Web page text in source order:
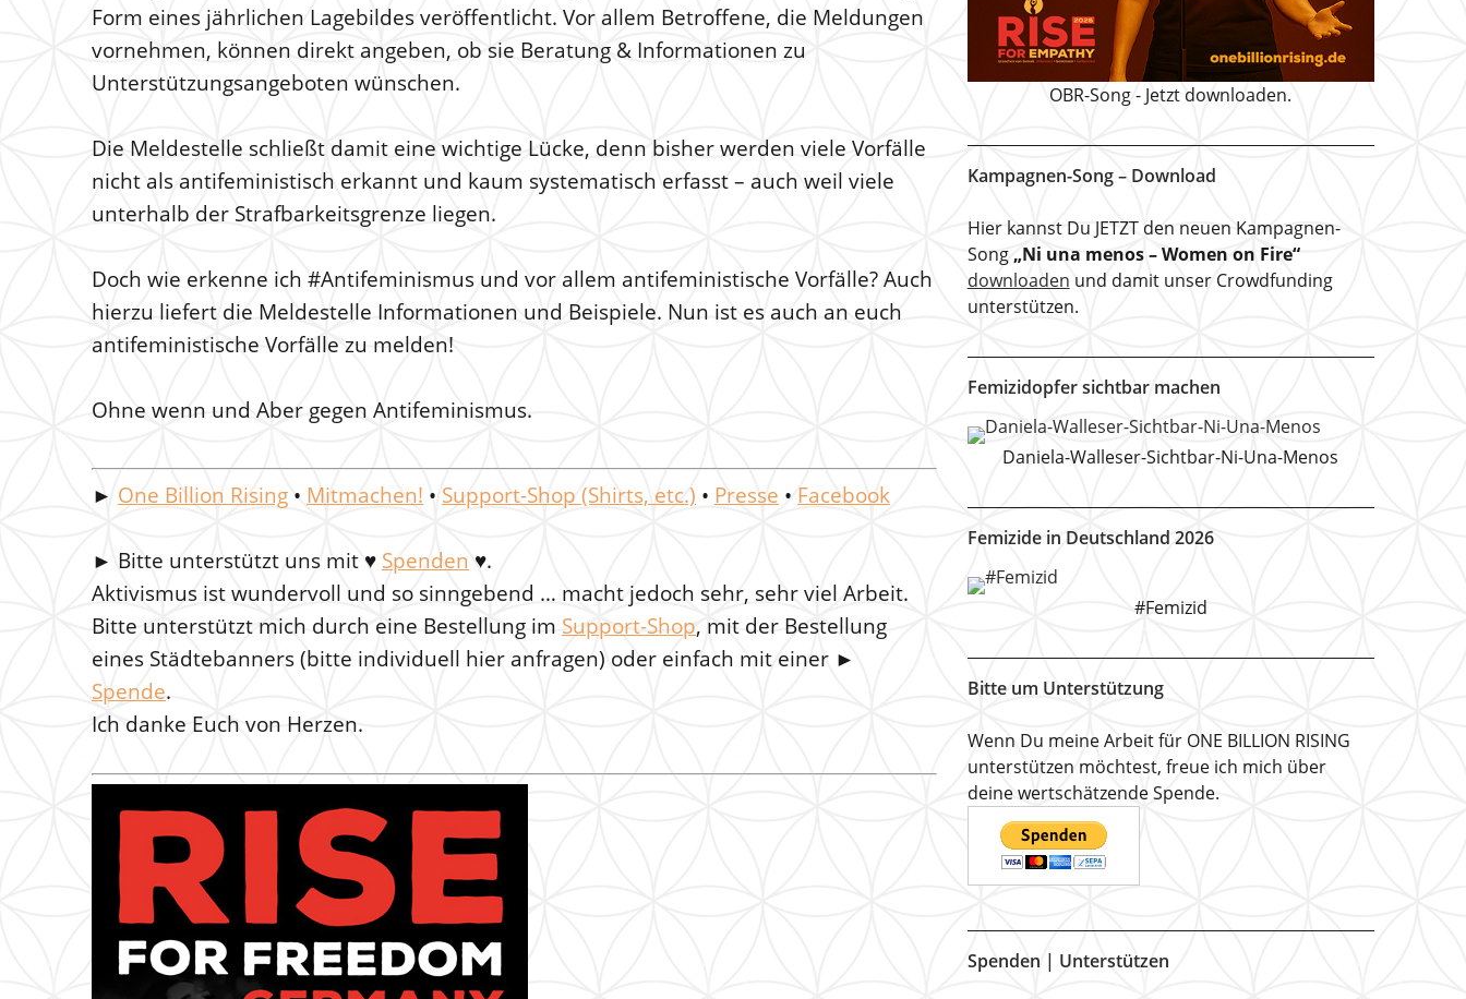
Form eines jährlichen Lagebildes veröffentlicht. Vor allem Betroffene, die Meldungen
vornehmen, können direkt angeben, ob sie Beratung & Informationen zu
Unterstützungsangeboten wünschen.
Die Meldestelle schließt damit eine wichtige Lücke, denn bisher werden viele Vorfälle
nicht als antifeministisch erkannt und kaum systematisch erfasst – auch weil viele
unterhalb der Strafbarkeitsgrenze liegen.
Doch wie erkenne ich #Antifeminismus und vor allem antifeministische Vorfälle? Auch
hierzu liefert die Meldestelle Informationen und Beispiele. Nun ist es auch an euch
antifeministische Vorfälle zu melden!
Ohne wenn und Aber gegen Antifeminismus.
► One Billion Rising • Mitmachen! • Support-Shop (Shirts, etc.) • Presse • Facebook
► Bitte unterstützt uns mit ♥ Spenden ♥.
Aktivismus ist wundervoll und so sinngebend … macht jedoch sehr, sehr viel Arbeit.
Bitte unterstützt mich durch eine Bestellung im Support-Shop, mit der Bestellung
eines Städtebanners (bitte individuell hier anfragen) oder einfach mit einer ►
Spende.
Ich danke Euch von Herzen.
OBR-Song - Jetzt downloaden.
Kampagnen-Song – Download
Hier kannst Du JETZT den neuen Kampagnen-
Song „Ni una menos – Women on Fire“
downloaden und damit unser Crowdfunding
unterstützen.
Femizidopfer sichtbar machen
Daniela-Walleser-Sichtbar-Ni-Una-Menos
Femizide in Deutschland 2026
#Femizid
Bitte um Unterstützung
Wenn Du meine Arbeit für ONE BILLION RISING
unterstützen möchtest, freue ich mich über
deine wertschätzende Spende.
Spenden | Unterstützen